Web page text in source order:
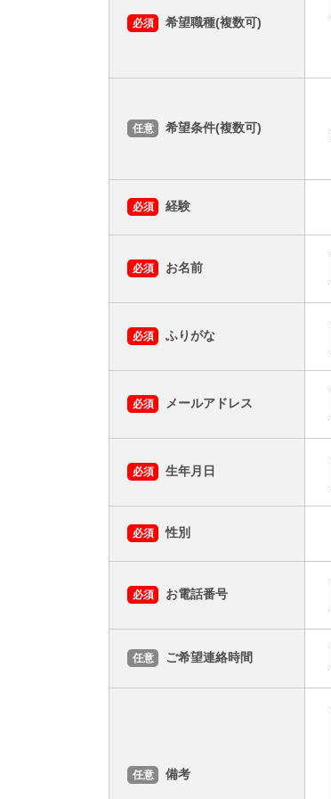
必須 希望職種(複数可)
任意 希望条件(複数可)
必須 経験
必須 お名前
必須 ふりがな
必須 メールアドレス
必須 生年月日
必須 性別
必須 お電話番号
任意 ご希望連絡時間
任意 備考